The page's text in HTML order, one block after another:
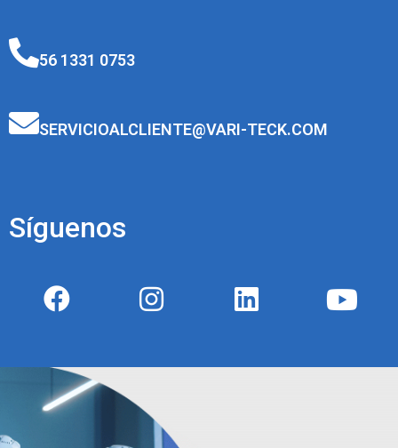
56 1331 0753
SERVICIOALCLIENTE@VARI-TECK.COM
Síguenos